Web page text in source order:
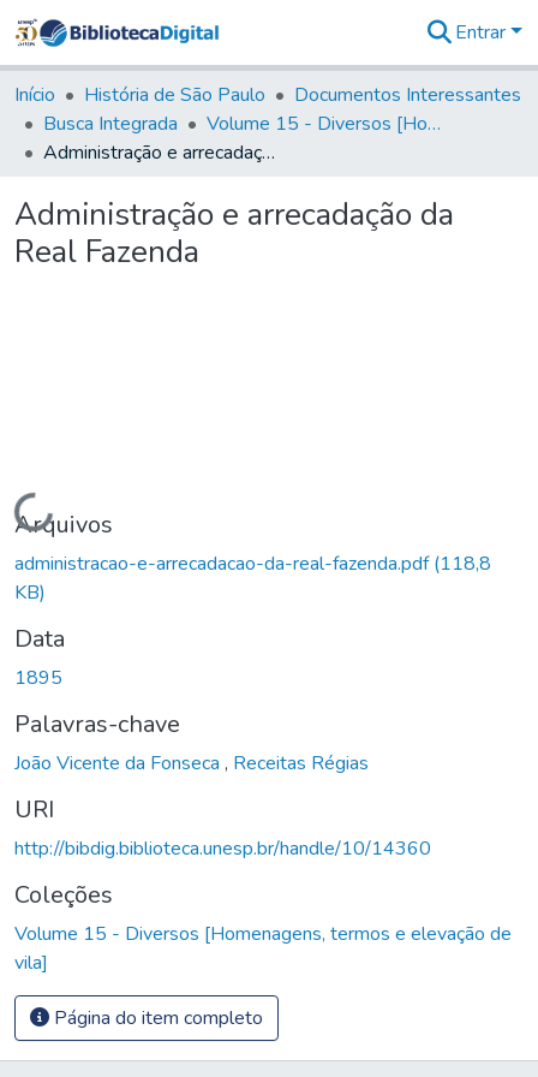
&
Coleções
Tudo na
Biblioteca
Estatísticas
Entrar
Início História de São Paulo
Documentos Interessantes
Busca Integrada
Volume 15 - Diversos [Homenagens, termos e elevação de vila]
Administração e arrecadação da Real Fazenda
Administração e arrecadação da
Real Fazenda
Carregando...
Arquivos
administracao-e-arrecadacao-da-real-fazenda.pdf(118,8
KB)
Data
1895
Palavras-chave
João Vicente da Fonseca , Receitas Régias
URI
http://bibdig.biblioteca.unesp.br/handle/10/14360
Coleções
Volume 15 - Diversos [Homenagens, termos e elevação de
vila]
Página do item completo